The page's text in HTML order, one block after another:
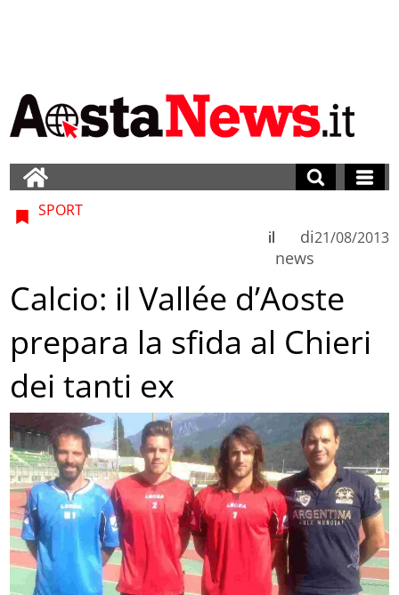
SPORT
di
news
il 21/08/2013
Calcio: il Vallée d’Aoste
prepara la sfida al Chieri
dei tanti ex